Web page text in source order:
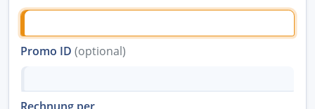
Promo ID (optional)